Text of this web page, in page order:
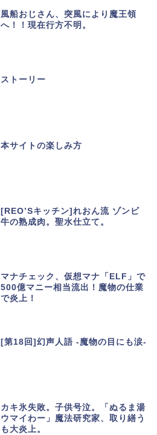
風船おじさん、突風により魔王領
へ！！現在行方不明。
ストーリー
本サイトの楽しみ方
[REO’Sキッチン]れおん流 ゾンビ
牛の熟成肉。聖水仕立て。
マナチェック、仮想マナ「ELF」で
500億マニー相当流出！魔物の仕業
で炎上！
[第18回]幻声人語 -魔物の目にも涙-
カキ氷失敗。子供号泣。「ぬるま湯
ウマイわー」魔法研究家、取り繕う
も大炎上。